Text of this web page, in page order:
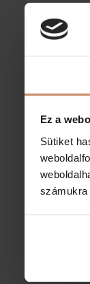
Ez a
Sütiket
számukra